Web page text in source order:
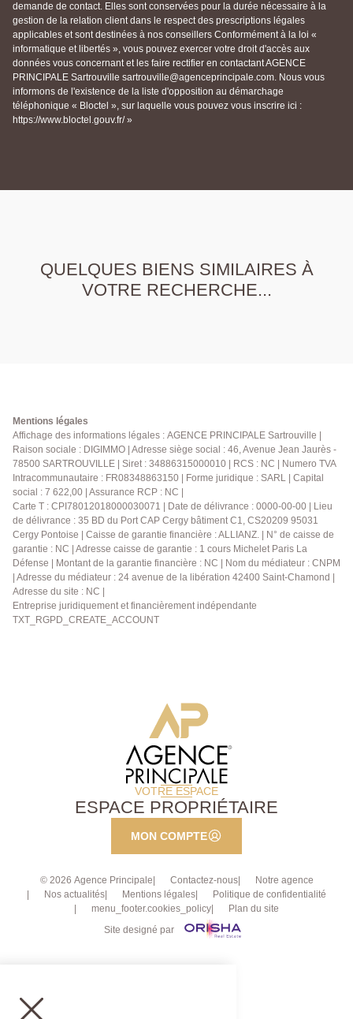
demande de contact. Elles sont conservées pour la durée nécessaire à la
gestion de la relation client dans le respect des prescriptions légales
applicables et sont destinées à nos conseillers Conformément à la loi «
informatique et libertés », vous pouvez exercer votre droit d'accès aux
données vous concernant et les faire rectifier en contactant AGENCE
PRINCIPALE Sartrouville sartrouville@agenceprincipale.com. Nous vous
informons de l'existence de la liste d'opposition au démarchage
téléphonique « Bloctel », sur laquelle vous pouvez vous inscrire ici :
https://www.bloctel.gouv.fr/ »
QUELQUES BIENS SIMILAIRES À
VOTRE RECHERCHE...
Mentions légales
Affichage des informations légales : AGENCE PRINCIPALE Sartrouville |
Raison sociale : DIGIMMO | Adresse siège social : 46, Avenue Jean Jaurès -
78500 SARTROUVILLE | Siret : 34886315000010 | RCS : NC | Numero TVA
Intracommunautaire : FR08348863150 | Forme juridique : SARL | Capital
social : 7 622,00 | Assurance RCP : NC |
Carte T : CPI78012018000030071 | Date de délivrance : 0000-00-00 | Lieu
de délivrance : 35 BD du Port CAP Cergy bâtiment C1, CS20209 95031
Cergy Pontoise | Caisse de garantie financière : ALLIANZ. | N° de caisse de
garantie : NC | Adresse caisse de garantie : 1 cours Michelet Paris La
Défense | Montant de la garantie financière : NC | Nom du médiateur : CNPM
| Adresse du médiateur : 24 avenue de la libération 42400 Saint-Chamond |
Adresse du site : NC |
Entreprise juridiquement et financièrement indépendante
TXT_RGPD_CREATE_ACCOUNT
VOTRE ESPACE
ESPACE PROPRIÉTAIRE
MON COMPTE
© 2026 Agence Principale Contactez-nous
Notre agence
Nos actualités
Mentions légales
Politique de confidentialité
menu_footer.cookies_policy
Plan du site
Site designé par